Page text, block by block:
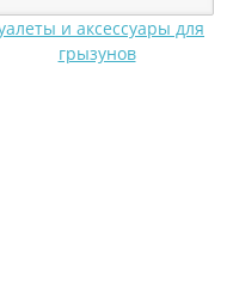
и аксессуары для
грызунов